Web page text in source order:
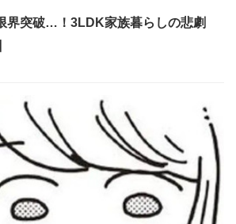
界突破…！3LDK家族暮らしの悲劇